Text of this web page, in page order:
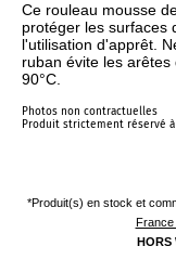
Ce rouleau mousse
protéger les surfaces
l'utilisation d'apprêt.
ruban évite les
90°C.
Photos non contractuelles
Produit strictement réservé
*Produit(s) en stock et
France
HORS